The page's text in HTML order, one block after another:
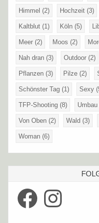
Himmel (2) Hochzeit (3)
Kaltblut (1) Köln (5)
Meer (2) Moos (2)
Nah dran (3) Outdoor (2)
Pflanzen (3) Pilze (2)
Schönster Tag (1) Sexy
TFP-Shooting (8) Umbau
Von Oben (2) Wald (3)
Woman (6)
Facebook Instagram